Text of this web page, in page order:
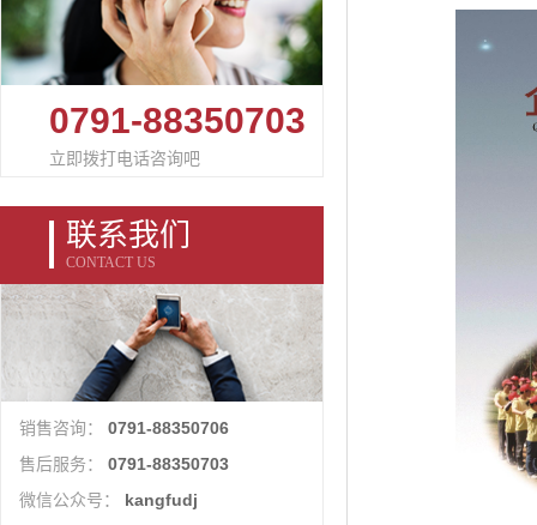
0791-88350703
立即拨打电话咨询吧
联系我们
CONTACT US
销售咨询： 0791-88350706
售后服务： 0791-88350703
微信公众号： kangfudj